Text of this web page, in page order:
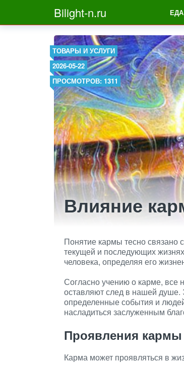
Bilight-n.ru ЕДА
ТОВАРЫ И УСЛУГИ
2026-05-22
ПРОСМОТРОВ: 1311
Влияние
Понятие кармы тесно связано
текущей и последующих
человека, определяя его
Согласно учению о карме, все
оставляют след в нашей душе.
определенные события и
насладиться заслуженным
Проявления кармы
Карма может проявляться в